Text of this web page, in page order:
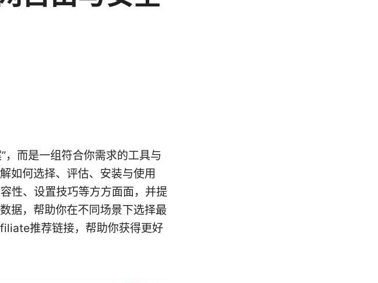
，而是一组符合你需求的工具与
如何选择、评估、安装与使用
性、设置技巧等方方面面，并提
据，帮助你在不同场景下选择最
推荐链接，帮助你获得更好